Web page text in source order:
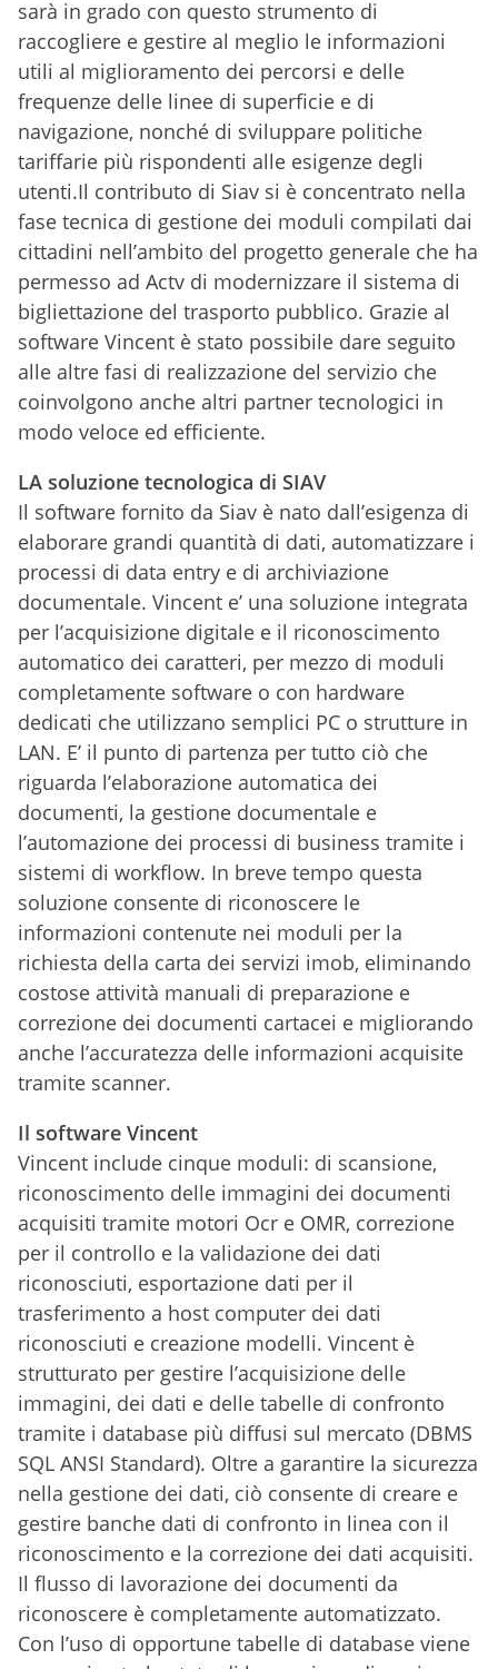
sarà in grado con questo strumento di
raccogliere e gestire al meglio le informazioni
utili al miglioramento dei percorsi e delle
frequenze delle linee di superficie e di
navigazione, nonché di sviluppare politiche
tariffarie più rispondenti alle esigenze degli
utenti.Il contributo di Siav si è concentrato nella
fase tecnica di gestione dei moduli compilati dai
cittadini nell’ambito del progetto generale che ha
permesso ad Actv di modernizzare il sistema di
bigliettazione del trasporto pubblico. Grazie al
software Vincent è stato possibile dare seguito
alle altre fasi di realizzazione del servizio che
coinvolgono anche altri partner tecnologici in
modo veloce ed efficiente.
LA soluzione tecnologica di SIAV
Il software fornito da Siav è nato dall’esigenza di
elaborare grandi quantità di dati, automatizzare i
processi di data entry e di archiviazione
documentale. Vincent e’ una soluzione integrata
per l’acquisizione digitale e il riconoscimento
automatico dei caratteri, per mezzo di moduli
completamente software o con hardware
dedicati che utilizzano semplici PC o strutture in
LAN. E’ il punto di partenza per tutto ciò che
riguarda l’elaborazione automatica dei
documenti, la gestione documentale e
l’automazione dei processi di business tramite i
sistemi di workflow. In breve tempo questa
soluzione consente di riconoscere le
informazioni contenute nei moduli per la
richiesta della carta dei servizi imob, eliminando
costose attività manuali di preparazione e
correzione dei documenti cartacei e migliorando
anche l’accuratezza delle informazioni acquisite
tramite scanner.
Il software Vincent
Vincent include cinque moduli: di scansione,
riconoscimento delle immagini dei documenti
acquisiti tramite motori Ocr e OMR, correzione
per il controllo e la validazione dei dati
riconosciuti, esportazione dati per il
trasferimento a host computer dei dati
riconosciuti e creazione modelli. Vincent è
strutturato per gestire l’acquisizione delle
immagini, dei dati e delle tabelle di confronto
tramite i database più diffusi sul mercato (DBMS
SQL ANSI Standard). Oltre a garantire la sicurezza
nella gestione dei dati, ciò consente di creare e
gestire banche dati di confronto in linea con il
riconoscimento e la correzione dei dati acquisiti.
Il flusso di lavorazione dei documenti da
riconoscere è completamente automatizzato.
Con l’uso di opportune tabelle di database viene